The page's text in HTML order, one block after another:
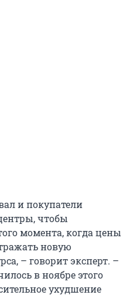
и покупатели
чтобы
момента, когда цены
новую
– говорит эксперт. –
в ноябре этого
ухудшение